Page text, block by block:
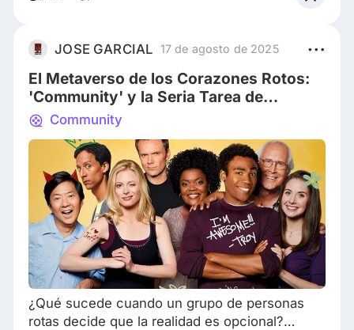
Academia a la Mejor Película de Animación. La
secuela de esta última película animada,
Spider-M
JOSE GARCIAL 17 de agosto de 2025
El Metaverso de los Corazones Rotos:
'Community' y la Seria Tarea de
Construir una Realidad Mejor
Community
¿Qué sucede cuando un grupo de personas
rotas decide que la realidad es opcional?